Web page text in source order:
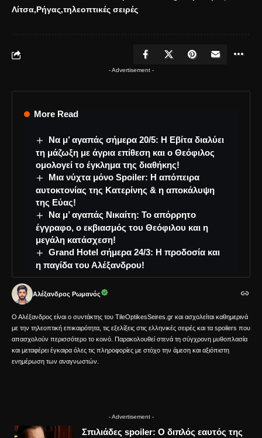
Λίτσα Ρήγας τηλεοπτικές σειρές
- Advertisement -
More Read
Να μ’ αγαπάς σήμερα 20/5: Η Εβίτα διαλύει
τη μάζωξη με άγρια επίθεση και ο Θεόφιλος
ομολογεί το έγκλημα της διαθήκης!
Μια νύχτα μόνο Spoiler: Η απόπειρα
αυτοκτονίας της Κατερίνης & η αποκάλυψη
της Εύας!
Να μ’ αγαπάς Νικαίτη: Το απόρρητο
έγγραφο, ο εκβιασμός του Θεόφιλου και η
μεγάλη κατάσχεση!
Grand Hotel σήμερα 24/3: Η προδοσία και
η παγίδα του Αλέξανδρου!
Αλέξανδρος Ρωμανός
Ο Αλέξανδρος είναι ο συντάκτης του TileOptikesSeires.gr και ασχολείται καθημερινά
με την τηλεοπτική επικαιρότητα, τις εξελίξεις στις ελληνικές σειρές και τα spoilers που
απασχολούν περισσότερο το κοινό. Παρακολουθεί στενά τη σύγχρονη μυθοπλασία
και μεταφέρει έγκαιρα όλες τις πληροφορίες με στόχο την άμεση και αξιόπιστη
ενημέρωση των αναγνωστών.
- Advertisement -
Σπιλιάδες spoiler: Ο διπλός εαυτός της